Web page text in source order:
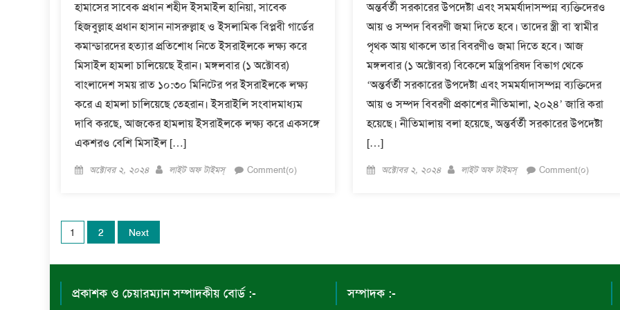
হামাসের সাবেক প্রধান শহীদ ইসমাইল হানিয়া, সাবেক
হিজবুল্লাহ প্রধান হাসান নাসরুল্লাহ ও ইসলামিক বিপ্লবী গার্ডের
কমান্ডারদের হত্যার প্রতিশোধ নিতে ইসরাইলকে লক্ষ্য করে
মিসাইল হামলা চালিয়েছে ইরান। মঙ্গলবার (১ অক্টোবর)
বাংলাদেশ সময় রাত ১০:৩০ মিনিটের পর ইসরাইলকে লক্ষ্য
করে এ হামলা চালিয়েছে তেহরান। ইসরাইলি সংবাদমাধ্যম
দাবি করছে, আজকের হামলায় ইসরাইলকে লক্ষ্য করে একসঙ্গে
একশরও বেশি মিসাইল […]
Posted
অক্টোবর ২, ২০২৪ Author
লাইট অফ টাইমস্ Comment(০)
অন্তর্বর্তী সরকারের উপদেষ্টা এবং সমমর্যাদাসম্পন্ন ব্যক্তিদেরও
আয় ও সম্পদ বিবরণী জমা দিতে হবে। তাদের স্ত্রী বা স্বামীর
পৃথক আয় থাকলে তার বিবরণীও জমা দিতে হবে। আজ
মঙ্গলবার (১ অক্টোবর) বিকেলে মন্ত্রিপরিষদ বিভাগ থেকে
‘অন্তর্বর্তী সরকারের উপদেষ্টা এবং সমমর্যাদাসম্পন্ন ব্যক্তিদের
আয় ও সম্পদ বিবরণী প্রকাশের নীতিমালা, ২০২৪’ জারি করা
হয়েছে। নীতিমালায় বলা হয়েছে, অন্তর্বর্তী সরকারের উপদেষ্টা
[…]
Posted
অক্টোবর ২, ২০২৪ Author
লাইট অফ টাইমস্ Comment(০)
Posts
pagination
1 2 Next
প্রকাশক ও চেয়ারম্যান সম্পাদকীয় বোর্ড :- সম্পাদক :-